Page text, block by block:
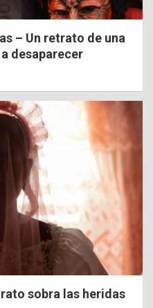
– Un retrato de una
desaparecer
sobra las heridas